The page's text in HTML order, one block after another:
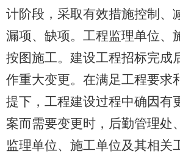
计阶段，采取有效措施控制、
漏项、缺项。工程监理单位、
按图施工。建设工程招标完成
作重大变更。在满足工程要求
提下，工程建设过程中确因有
案而需要变更时，后勤管理处
监理单位、施工单位及其相关